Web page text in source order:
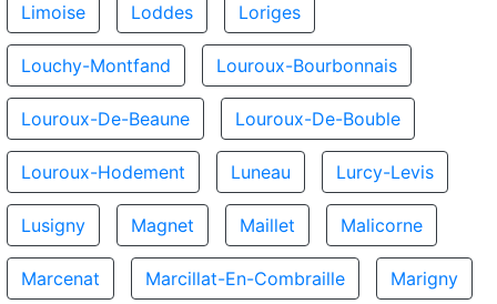
Limoise Loddes Loriges
Louchy-Montfand Louroux-Bourbonnais
Louroux-De-Beaune Louroux-De-Bouble
Louroux-Hodement Luneau Lurcy-Levis
Lusigny Magnet Maillet Malicorne
Marcenat Marcillat-En-Combraille Marigny